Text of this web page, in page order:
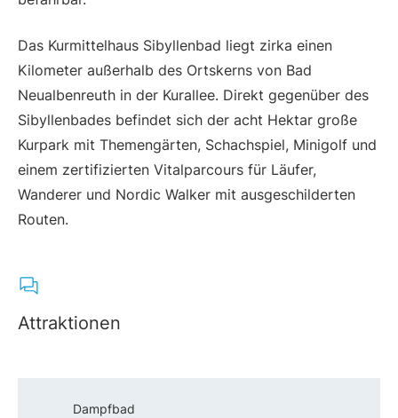
Das Kurmittelhaus Sibyllenbad liegt zirka einen
Kilometer außerhalb des Ortskerns von Bad
Neualbenreuth in der Kurallee. Direkt gegenüber des
Sibyllenbades befindet sich der acht Hektar große
Kurpark mit Themengärten, Schachspiel, Minigolf und
einem zertifizierten Vitalparcours für Läufer,
Wanderer und Nordic Walker mit ausgeschilderten
Routen.
Attraktionen
Dampfbad